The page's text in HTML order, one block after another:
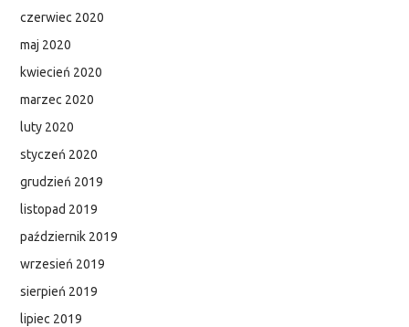
czerwiec 2020
maj 2020
kwiecień 2020
marzec 2020
luty 2020
styczeń 2020
grudzień 2019
listopad 2019
październik 2019
wrzesień 2019
sierpień 2019
lipiec 2019